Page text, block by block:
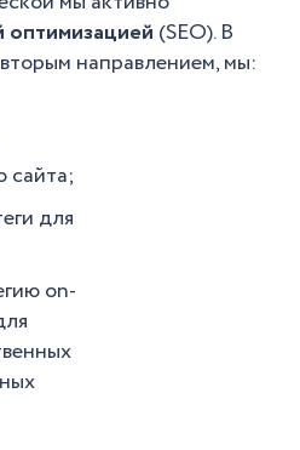
оптимизацией (SEO). В
направлением, мы:
сайта;
для
on-